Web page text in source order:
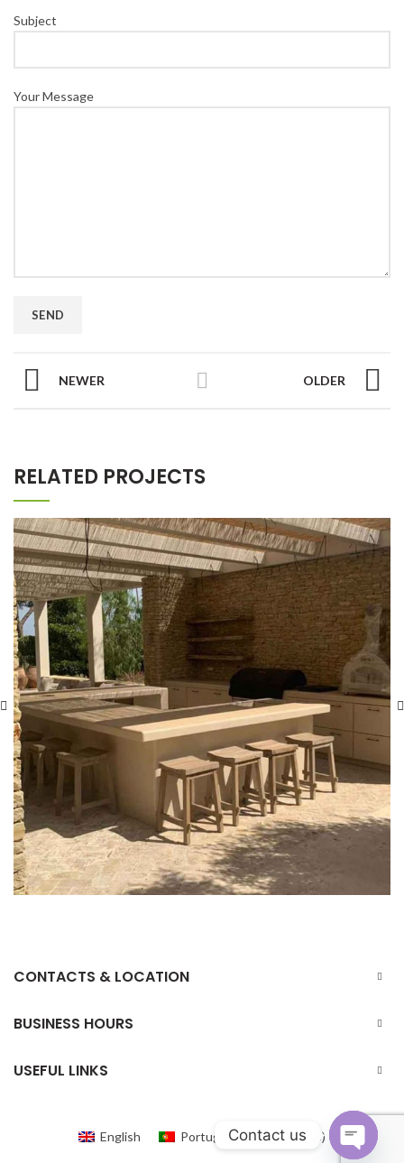
Subject
Your Message
NEWER OLDER
RELATED PROJECTS
CONTACTS & LOCATION
BUSINESS HOURS
USEFUL LINKS
English Portuguese(Portuguese )
Contact us